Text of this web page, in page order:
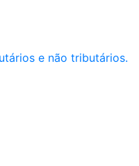
e não tributários.